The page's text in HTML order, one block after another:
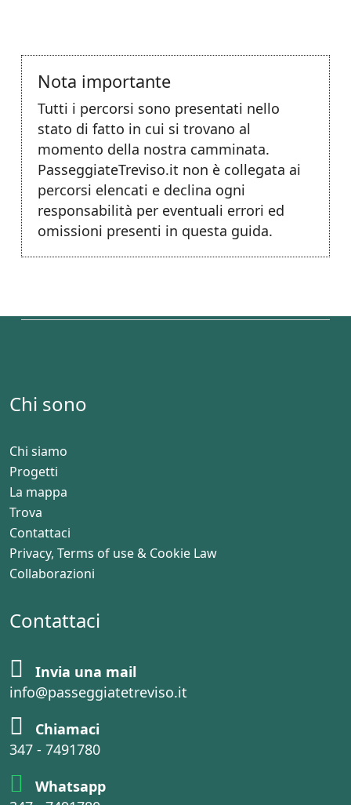
Nota importante
Tutti i percorsi sono presentati nello
stato di fatto in cui si trovano al
momento della nostra camminata.
PasseggiateTreviso.it non è collegata ai
percorsi elencati e declina ogni
responsabilità per eventuali errori ed
omissioni presenti in questa guida.
Chi sono
Chi siamo
Progetti
La mappa
Trova
Contattaci
Privacy, Terms of use & Cookie Law
Collaborazioni
Contattaci
Invia una mail
info@passeggiatetreviso.it
Chiamaci
347 - 7491780
Whatsapp